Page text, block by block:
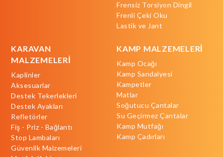
Frensiz Torsiyon Dingil
Frenli Çeki Oku
Lastik ve Jant
KARAVAN
MALZEMELERİ
Kaplinler
Aksesuarlar
Destek Tekerlekleri
Destek Ayakları
Refletörler
Fiş - Priz - Bağlantı
Stop Lambaları
Güvenlik Malzemeleri
KAMP MALZEMELERİ
Kamp Ocağı
Kamp Sandalyesi
Kampetler
Matlar
Soğutucu Çantalar
Su Geçirmez Çantalar
Kamp Mutfağı
Kamp Çadırları